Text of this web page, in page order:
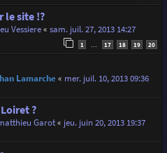
le site !?
Vessiere« sam. juil. 27, 2013 14:27
1 17 18 19 20
Lamarche« mer. juil. 10, 2013 09:36
?
Garot« jeu. juin 20, 2013 19:37